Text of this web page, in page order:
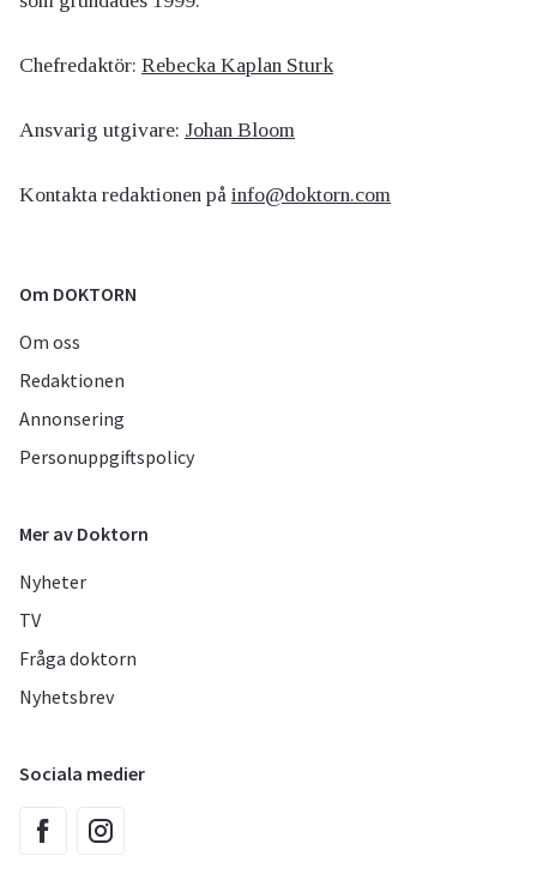
Chefredaktör: Rebecka Kaplan Sturk
Ansvarig utgivare: Johan Bloom
Kontakta redaktionen på info@doktorn.com
Om DOKTORN
Om oss
Redaktionen
Annonsering
Personuppgiftspolicy
Mer av Doktorn
Nyheter
TV
Fråga doktorn
Nyhetsbrev
Sociala medier